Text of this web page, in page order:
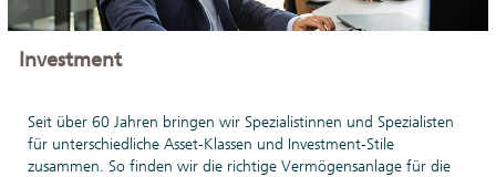
Investment
Seit über 60 Jahren bringen wir Spezialistinnen und Spezialisten
für unterschiedliche Asset-Klassen und Investment-Stile
zusammen. So finden wir die richtige Vermögensanlage für die